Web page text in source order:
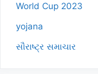
World Cup 2023
yojana
સૌરાષ્ટ્ર સમાચાર